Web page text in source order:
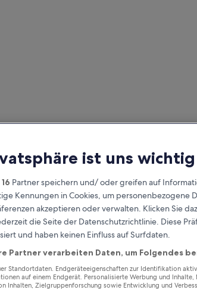
Verdiene Prämien für jede
wahrgenommene
ist uns wichtig
16 Partner speichern und/ oder greifen auf
Kennungen in Cookies, um personenbezogene
akzeptieren oder verwalten. Klicken Sie
die Seite der Datenschutzrichtlinie. Diese
und haben keinen Einfluss auf Surfdaten.
Partner verarbeiten Daten, um Folgendes
Standortdaten. Endgeräteeigenschaften zur Identifikation
auf einem Endgerät. Personalisierte Werbung und Inhalte,
Inhalten, Zielgruppenforschung sowie Entwicklung und